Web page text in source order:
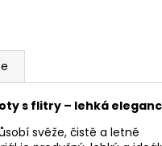
s flitry – lehká
svěže, čistě a letně